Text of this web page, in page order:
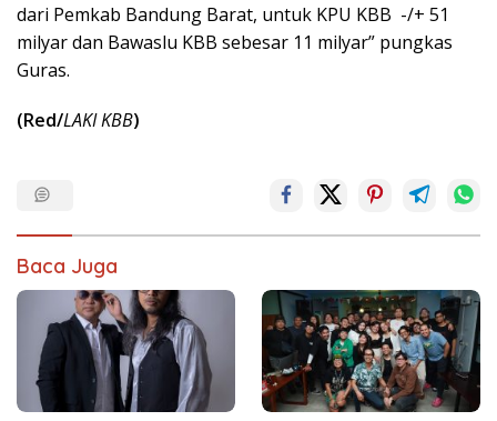
dari Pemkab Bandung Barat, untuk KPU KBB -/+ 51
milyar dan Bawaslu KBB sebesar 11 milyar” pungkas
Guras.
(Red/LAKI KBB)
Baca Juga